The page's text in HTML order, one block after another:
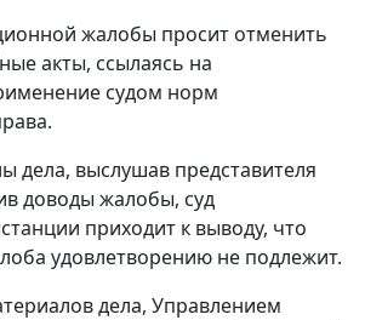
жалобы просит отменить
акты, ссылаясь на
судом норм
дела, выслушав представителя
доводы жалобы, суд
приходит к выводу, что
удовлетворению не подлежит.
дела, Управлением